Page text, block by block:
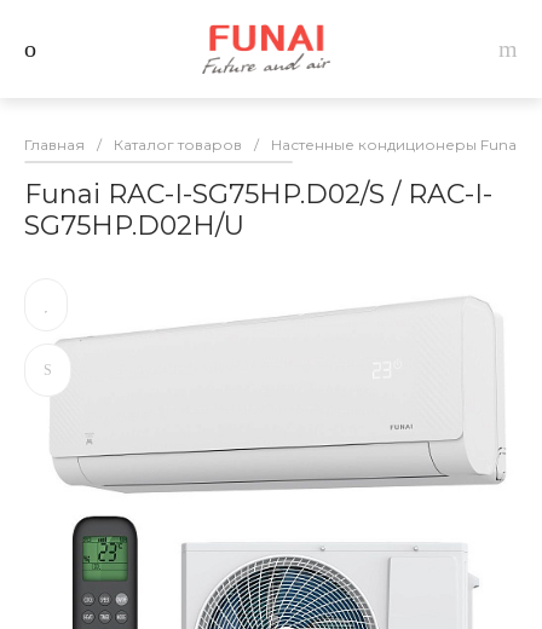
Главная / Каталог товаров / Настенные кондиционеры Funai
Funai RAC-I-SG75HP.D02/S / RAC-I-
SG75HP.D02H/U